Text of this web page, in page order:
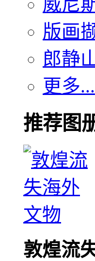
版画
郎静
更多...
推荐图
敦煌流